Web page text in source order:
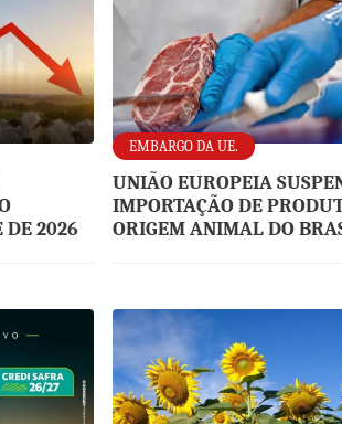
DE 2026
EMBARGO DA UE.
UNIÃO EUROPEIA
IMPORTAÇÃO DE
ORIGEM ANIMAL DO